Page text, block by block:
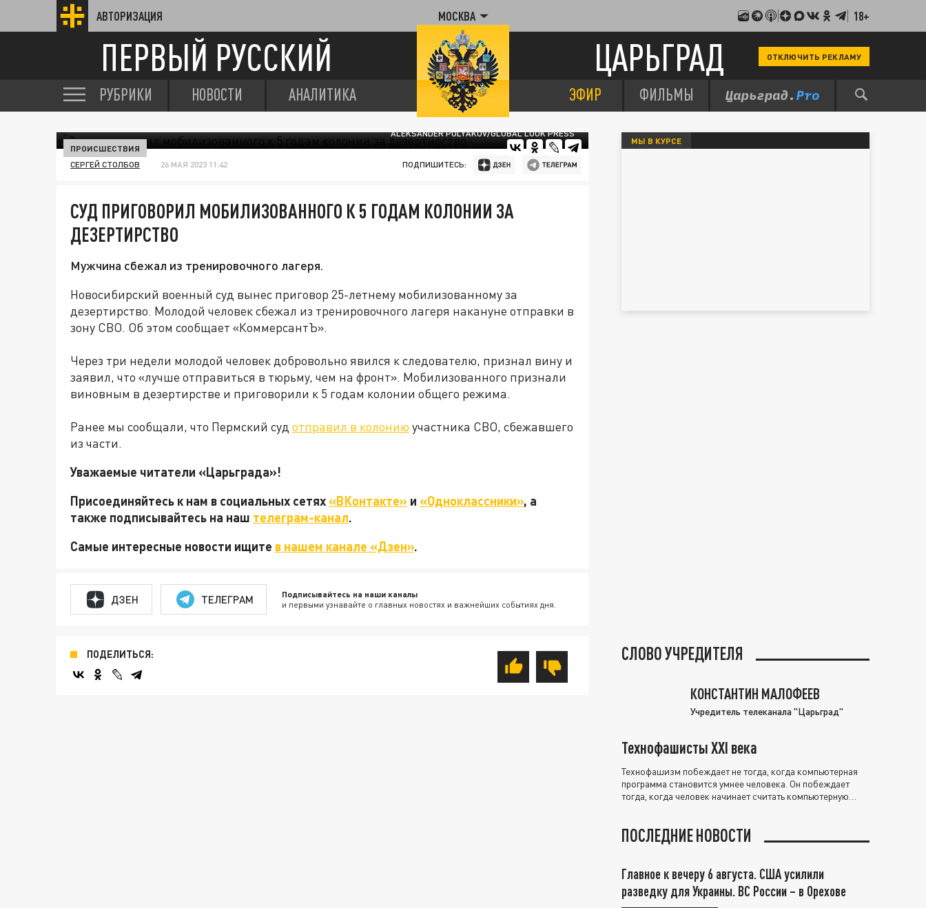
АВТОРИЗАЦИЯ МОСКВА 18+
ПЕРВЫЙ РУССКИЙ ЦАРЬГРАД ОТКЛЮЧИТЬ РЕКЛАМУ
РУБРИКИ НОВОСТИ АНАЛИТИКА ЭФИР ФИЛЬМЫ
ALEKSANDER POLYAKOV/GLOBAL LOOK PRESS
ПРОИСШЕСТВИЯ
СЕРГЕЙ СТОЛБОВ 26 МАЯ 2023 11:42 ПОДПИШИТЕСЬ:
СУД ПРИГОВОРИЛ МОБИЛИЗОВАННОГО К 5 ГОДАМ КОЛОНИИ ЗА
ДЕЗЕРТИРСТВО
Мужчина сбежал из тренировочного лагеря.
Новосибирский военный суд вынес приговор 25-летнему мобилизованному за
дезертирство. Молодой человек сбежал из тренировочного лагеря накануне отправки в
зону СВО. Об этом сообщает «КоммерсантЪ».
Через три недели молодой человек добровольно явился к следователю, признал вину и
заявил, что «лучше отправиться в тюрьму, чем на фронт». Мобилизованного признали
виновным в дезертирстве и приговорили к 5 годам колонии общего режима.
Ранее мы сообщали, что Пермский суд отправил в колонию участника СВО, сбежавшего
из части.
Уважаемые читатели «Царьграда»!
Присоединяйтесь к нам в социальных сетях«ВКонтакте» и «Одноклассники», а
также подписывайтесь на наш телеграм-канал.
Самые интересные новости ищите в нашем канале «Дзен».
ДЗЕН ТЕЛЕГРАМ Подписывайтесь на наши каналы
и первыми узнавайте о главных новостях и важнейших событиях дня.
ПОДЕЛИТЬСЯ:
МЫ В КУРСЕ
СЛОВО УЧРЕДИТЕЛЯ
КОНСТАНТИН МАЛОФЕЕВ
Учредитель телеканала "Царьград"
Технофашисты XXI века
Технофашизм побеждает не тогда, когда компьютерная
программа становится умнее человека. Он побеждает
тогда, когда человек начинает считать компьютерную
ПОСЛЕДНИЕ НОВОСТИ
Главное к вечеру 6 августа. США усилили
разведку для Украины. ВС России – в Орехове